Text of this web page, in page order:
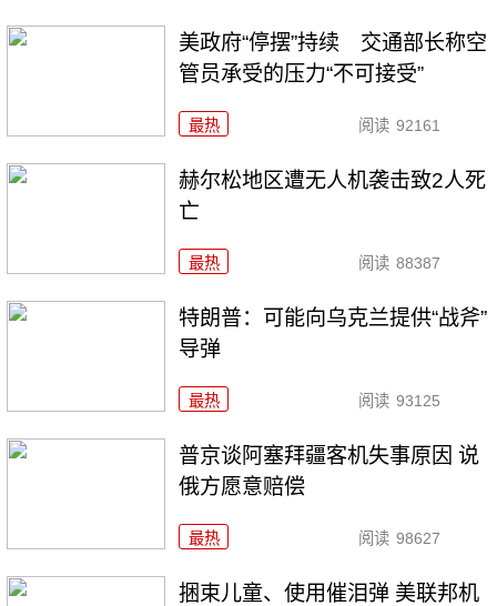
美政府“停摆”持续 交通部长称空
管员承受的压力“不可接受”
最热 阅读 92161
赫尔松地区遭无人机袭击致2人死
亡
最热 阅读 88387
特朗普：可能向乌克兰提供“战斧”
导弹
最热 阅读 93125
普京谈阿塞拜疆客机失事原因 说
俄方愿意赔偿
最热 阅读 98627
捆束儿童、使用催泪弹 美联邦机